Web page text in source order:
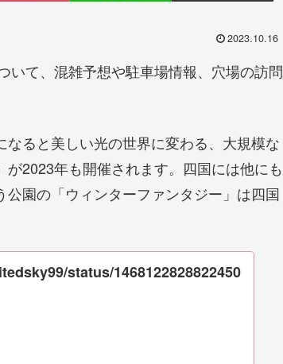
2023.10.16
いて、混雑予想や駐車場情報、穴場の訪問
なると美しい光の世界に変わる、大規模な
2023年も開催されます。四国には他にも
園の「ウィンターファンタジー」は四国
status/1468122828822450